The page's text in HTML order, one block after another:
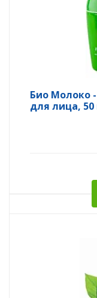
Био Молоко
для лица, 50